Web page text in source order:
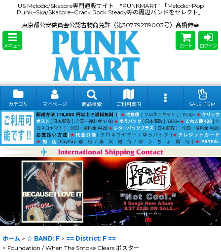
US Melodic/Skacore専門通販サイト "PUNKMART" 「Melodic~Pop
Punk~Ska/Skacore~Crack Rock Steady等の周辺バンドをセレクト」
東京都公安委員会公認古物商免許（第307792119003号）髙橋伸幸
メニュー カート ログイン
カテゴリ マイページ 商品検索 ご利用案内 SALE ITEM
ホーム > ☆ BAND: F > == District: F ==
> Foundation / When The Smoke Clears ポスター